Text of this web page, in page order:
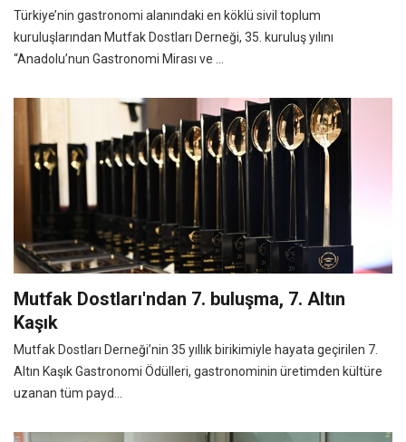
Türkiye’nin gastronomi alanındaki en köklü sivil toplum
kuruluşlarından Mutfak Dostları Derneği, 35. kuruluş yılını
“Anadolu’nun Gastronomi Mirası ve ...
Mutfak Dostları'ndan 7. buluşma, 7. Altın
Kaşık
Mutfak Dostları Derneği’nin 35 yıllık birikimiyle hayata geçirilen 7.
Altın Kaşık Gastronomi Ödülleri, gastronominin üretimden kültüre
uzanan tüm payd...